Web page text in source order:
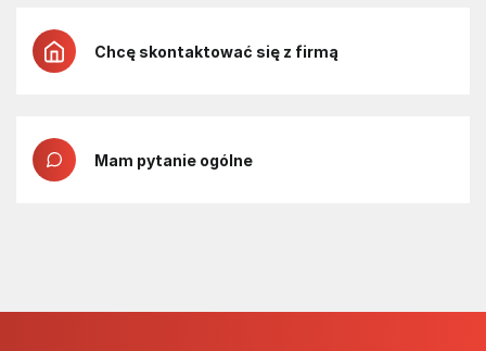
Chcę skontaktować się z firmą
Mam pytanie ogólne